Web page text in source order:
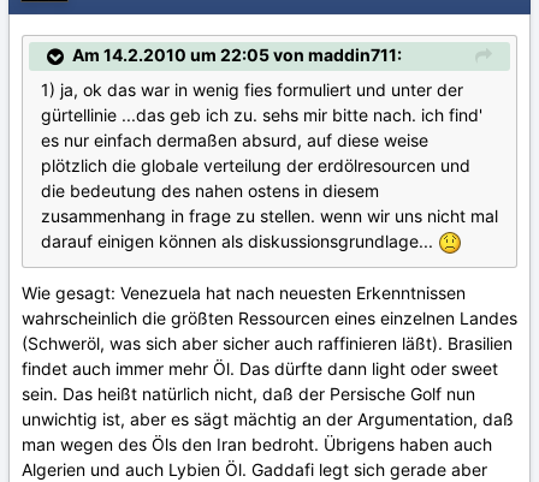
Am 14.2.2010 um 22:05 von maddin711:
1) ja, ok das war in wenig fies formuliert und unter der
gürtellinie ...das geb ich zu. sehs mir bitte nach. ich find'
es nur einfach dermaßen absurd, auf diese weise
plötzlich die globale verteilung der erdölresourcen und
die bedeutung des nahen ostens in diesem
zusammenhang in frage zu stellen. wenn wir uns nicht mal
darauf einigen können als diskussionsgrundlage...
Wie gesagt: Venezuela hat nach neuesten Erkenntnissen
wahrscheinlich die größten Ressourcen eines einzelnen Landes
(Schweröl, was sich aber sicher auch raffinieren läßt). Brasilien
findet auch immer mehr Öl. Das dürfte dann light oder sweet
sein. Das heißt natürlich nicht, daß der Persische Golf nun
unwichtig ist, aber es sägt mächtig an der Argumentation, daß
man wegen des Öls den Iran bedroht. Übrigens haben auch
Algerien und auch Lybien Öl. Gaddafi legt sich gerade aber